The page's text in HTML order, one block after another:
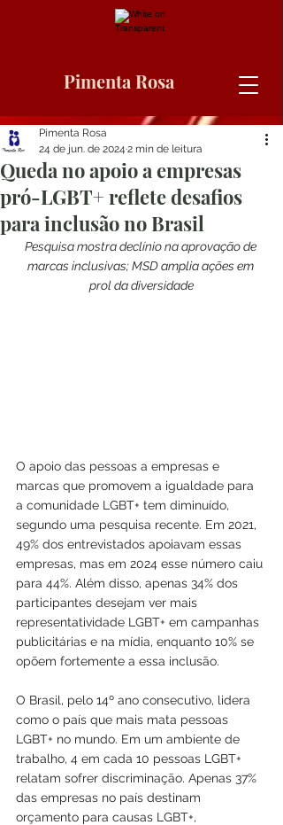
Pimenta Rosa
Queda no apoio a empresas
pró-LGBT+ reflete desafios
para inclusão no Brasil
Pimenta Rosa
24 de jun. de 2024 2 min de leitura
Pesquisa mostra declínio na aprovação de
marcas inclusivas; MSD amplia ações em
prol da diversidade
O apoio das pessoas a empresas e
marcas que promovem a igualdade para
a comunidade LGBT+ tem diminuído,
segundo uma pesquisa recente. Em 2021,
49% dos entrevistados apoiavam essas
empresas, mas em 2024 esse número caiu
para 44%. Além disso, apenas 34% dos
participantes desejam ver mais
representatividade LGBT+ em campanhas
publicitárias e na mídia, enquanto 10% se
opõem fortemente a essa inclusão.
O Brasil, pelo 14º ano consecutivo, lidera
como o país que mais mata pessoas
LGBT+ no mundo. Em um ambiente de
trabalho, 4 em cada 10 pessoas LGBT+
relatam sofrer discriminação. Apenas 37%
das empresas no país destinam
orçamento para causas LGBT+,